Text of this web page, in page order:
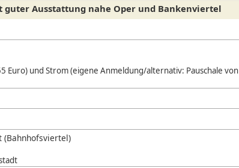
guter Ausstattung nahe Oper und Bankenviertel
Euro) und Strom (eigene Anmeldung/alternativ: Pauschale von
(Bahnhofsviertel)